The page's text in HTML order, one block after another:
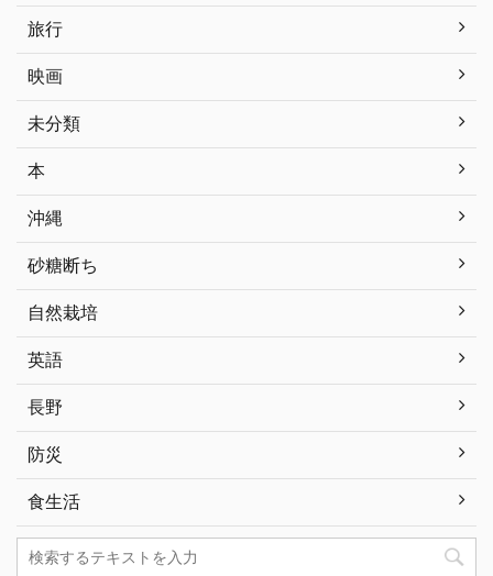
旅行
映画
未分類
本
沖縄
砂糖断ち
自然栽培
英語
長野
防災
食生活